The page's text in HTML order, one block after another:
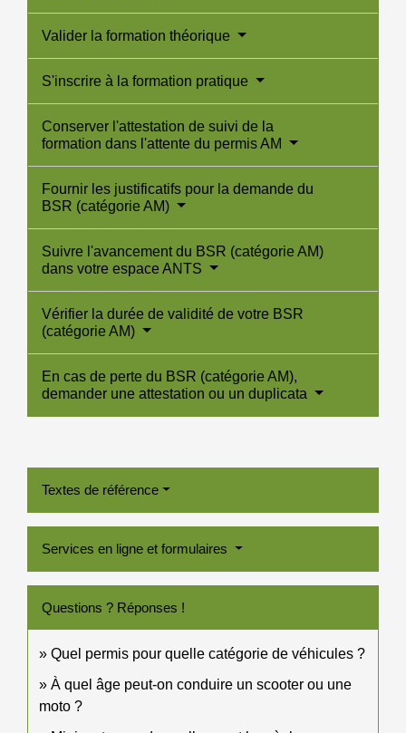
Valider la formation théorique
S'inscrire à la formation pratique
Conserver l'attestation de suivi de la
formation dans l'attente du permis AM
Fournir les justificatifs pour la demande du
BSR (catégorie AM)
Suivre l'avancement du BSR (catégorie AM)
dans votre espace ANTS
Vérifier la durée de validité de votre BSR
(catégorie AM)
En cas de perte du BSR (catégorie AM),
demander une attestation ou un duplicata
Textes de référence
Services en ligne et formulaires
Questions ? Réponses !
Quel permis pour quelle catégorie de véhicules ?
À quel âge peut-on conduire un scooter ou une
moto ?